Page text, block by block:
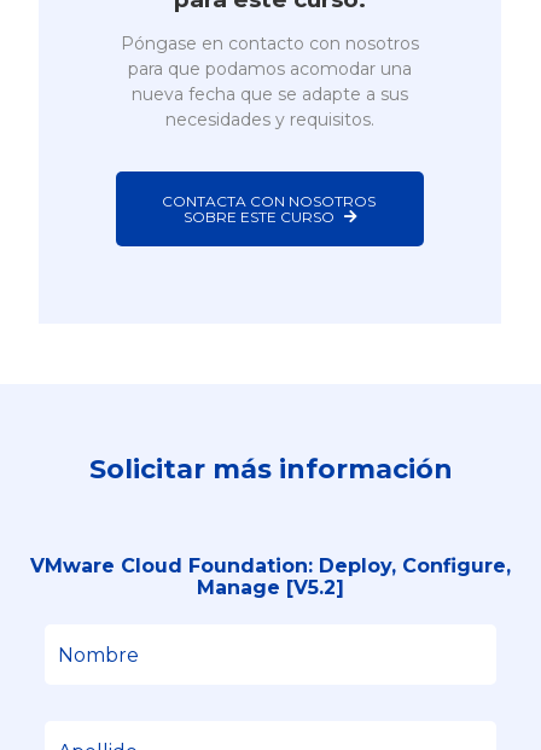
Póngase en contacto con nosotros
para que podamos acomodar una
nueva fecha que se adapte a sus
necesidades y requisitos.
CONTACTA CON NOSOTROS
SOBRE ESTE CURSO
Solicitar más información
VMware Cloud Foundation: Deploy, Configure,
Manage [V5.2]